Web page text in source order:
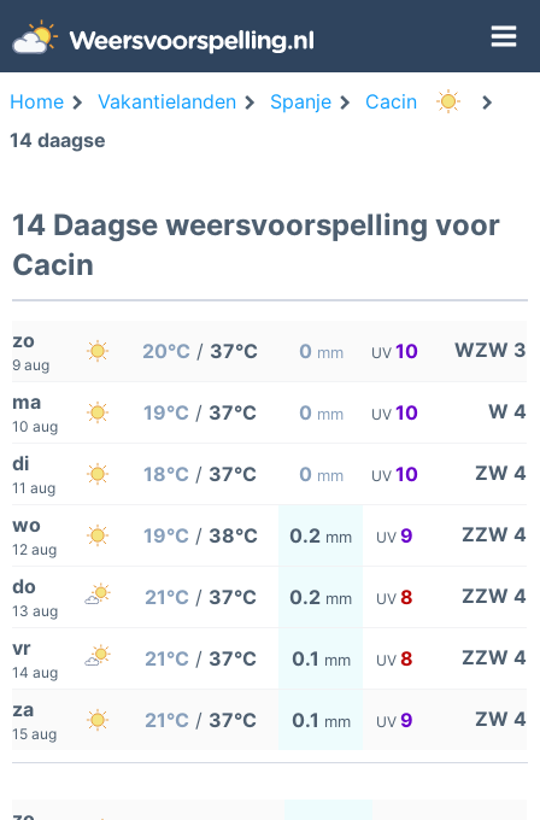
Home Vakantielanden Spanje
Cacin
14 daagse
14 Daagse weersvoorspelling voor
Cacin
zo
9 aug
20°C / 37°C 0 mm UV 10 WZW 3
ma
10 aug
19°C / 37°C 0 mm UV 10 W 4
di
11 aug
18°C / 37°C 0 mm UV 10 ZW 4
wo
12 aug
19°C / 38°C 0.2 mm UV 9 ZZW 4
do
13 aug
21°C / 37°C 0.2 mm UV 8 ZZW 4
vr
14 aug
21°C / 37°C 0.1 mm UV 8 ZZW 4
za
15 aug
21°C / 37°C 0.1 mm UV 9 ZW 4